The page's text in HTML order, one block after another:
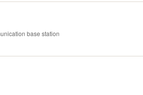
base station